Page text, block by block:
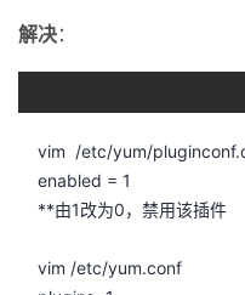
解决：
vim /etc/yum/
enabled = 1
**由1改为0，禁用该插件
vim /etc/yum.conf